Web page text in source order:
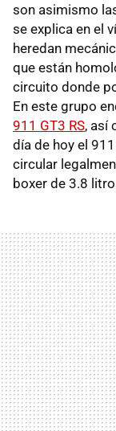
son asimismo
se explica en el
heredan
que están
circuito donde
En este grupo
911 GT3 RS, así
día de hoy el
circular
boxer de 3.8